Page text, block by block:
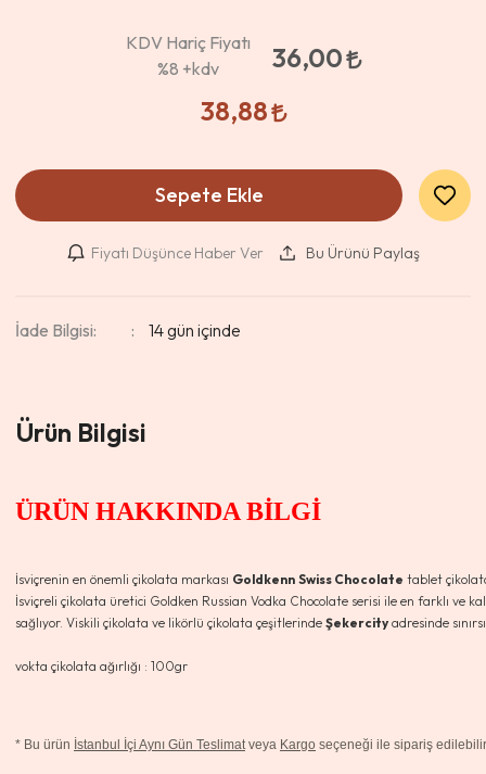
KDV Hariç Fiyatı
%8 +kdv
36,00
38,88
Sepete Ekle
Fiyatı Düşünce Haber Ver Bu Ürünü Paylaş
İade Bilgisi:
Ürün Bilgisi
ÜRÜN HAKKINDA BİLGİ
İsviçrenin en önemli çikolata markası Goldkenn Swiss Chocolate tablet
İsviçreli çikolata üretici Goldken Russian Vodka Chocolate serisi ile en farklı ve
sağlıyor. Viskili çikolata ve likörlü çikolata çeşitlerinde Şekercity adresinde
vokta çikolata ağırlığı : 100gr
* Bu ürün İstanbul İçi Aynı Gün Teslimatveya Kargo seçeneği ile sipariş